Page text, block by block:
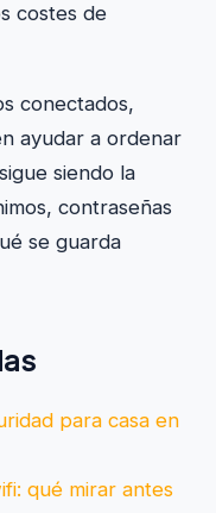
costes de
conectados,
ayudar a ordenar
siendo la
contraseñas
se guarda
para casa en
qué mirar antes